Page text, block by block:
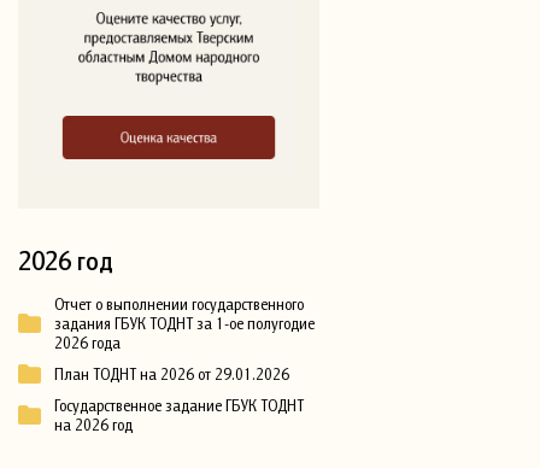
2026 год
Отчет о выполнении государственного
задания ГБУК ТОДНТ за 1-ое полугодие
2026 года
План ТОДНТ на 2026 от 29.01.2026
Государственное задание ГБУК ТОДНТ
на 2026 год